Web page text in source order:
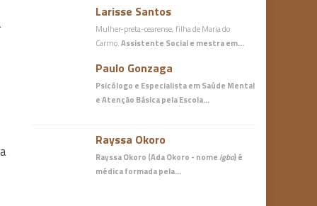
Larisse Santos
Mulher-preta-cearense, filha de Maria do
Carmo.Assistente Social e mestra em…
Paulo Gonzaga
Psicólogo e Especialista em Saúde Mental
e Atenção Básicapela Escola…
Rayssa Okoro
Rayssa Okoro (Ada Okoro - nome igbo) é
médicaformada pela…